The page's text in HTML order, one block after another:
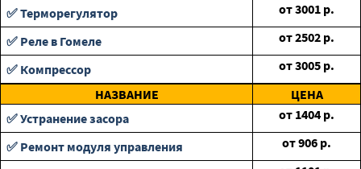
✅ Терморегулятор от3001 р.
✅ Реле в Гомеле
от2502 р.
✅ Компрессор
от3005 р.
НАЗВАНИЕ
ЦЕНА
✅ Устранение засора
от 1404 р.
✅ Ремонт модуля управления
от906 р.